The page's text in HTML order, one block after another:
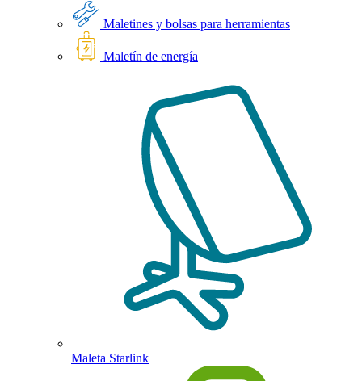
Maletines y bolsas para herramientas
Maletín de energía
Maleta Starlink